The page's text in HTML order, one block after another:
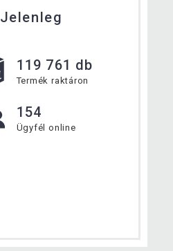
Jelenleg
119 761 db
Termék raktáron
154
Ügyfél online